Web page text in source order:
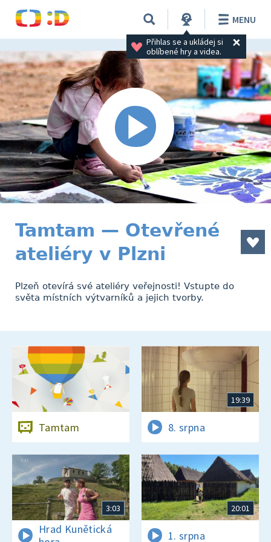
Přihlas se a ukládej si
oblíbené hry a videa.
MENU
Tamtam — Otevřené
ateliéry v Plzni
Plzeň otevírá své ateliéry veřejnosti! Vstupte do
světa místních výtvarníků a jejich tvorby.
Tamtam
19:39
8. srpna
3:03
Hrad Kunětická
20:01
1. srpna